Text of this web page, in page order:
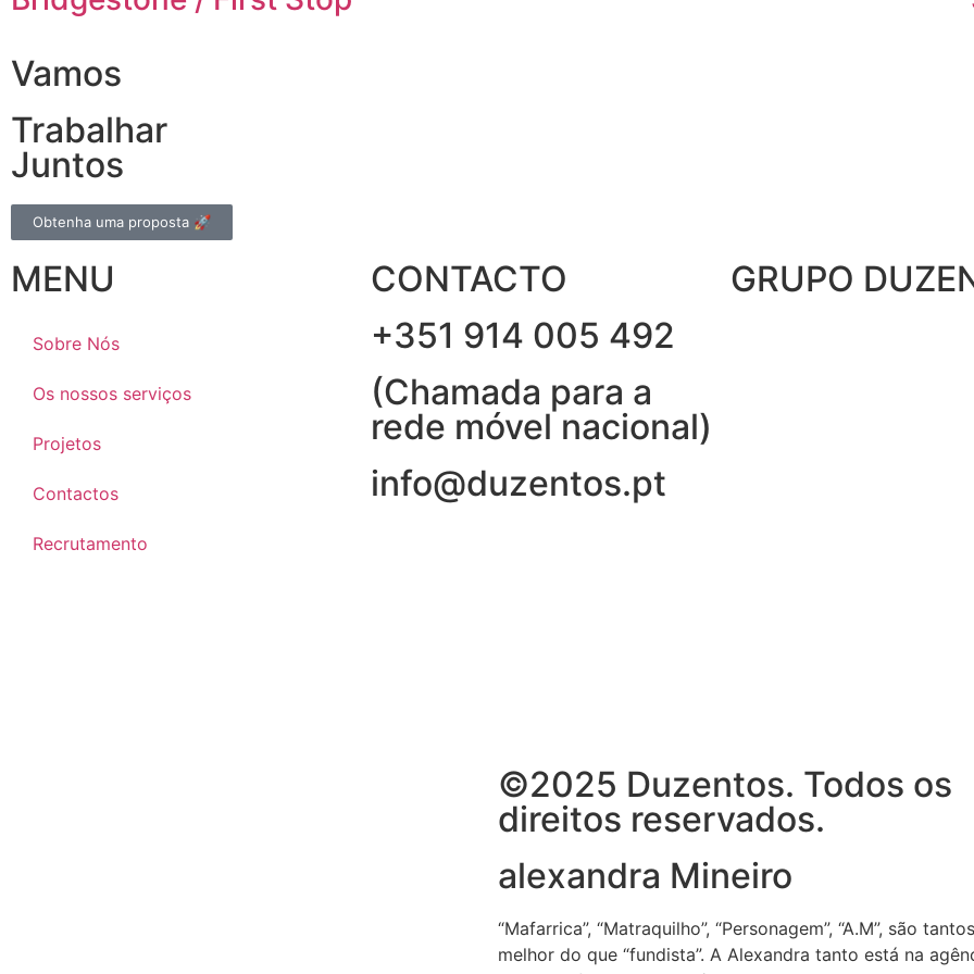
Vamos
Trabalhar
Juntos
Obtenha uma proposta 🚀
MENU
Sobre Nós
Os nossos serviços
Projetos
Contactos
Recrutamento
CONTACTO
+351 914 005 492
(Chamada para a
rede móvel nacional)
info@duzentos.pt
GRUPO
©2025 Duzentos. Todos os
direitos reservados.
alexandra Mineiro
“Mafarrica”, “Matraquilho”, “Personagem”, “A.M”, são
melhor do que “fundista”. A Alexandra tanto está na